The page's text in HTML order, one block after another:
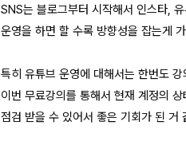
SNS는 블로그부터 시작해서 인스타,
운영을 하면 할 수록 방향성을 잡는게
특히 유튜브 운영에 대해서는 한번도
이번 무료강의를 통해서 현재 계정의
점검 받을 수 있어서 좋은 기회가 된 거